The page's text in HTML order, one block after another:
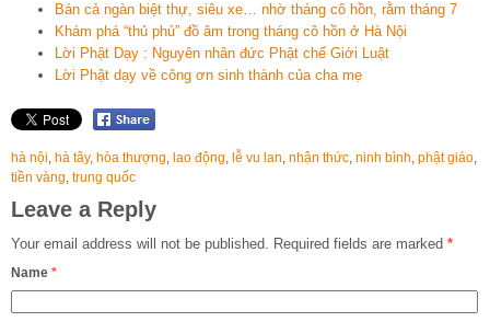
Bán cả ngàn biệt thự, siêu xe… nhờ tháng cô hồn, rằm tháng 7
Khám phá “thủ phủ” đồ âm trong tháng cô hồn ở Hà Nội
Lời Phật Dạy : Nguyên nhân đức Phật chế Giới Luật
Lời Phật dạy về công ơn sinh thành của cha mẹ
hà nội, hà tây, hòa thượng, lao động, lễ vu lan, nhận thức, ninh bình, phật giáo,
tiền vàng, trung quốc
Leave a Reply
Your email address will not be published. Required fields are marked *
Name *